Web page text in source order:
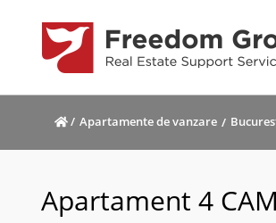
/ Apartamente de vanzare
Apartament 4